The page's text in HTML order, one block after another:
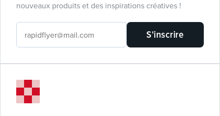
nouveaux produits et des inspirations créatives !
S'inscrire